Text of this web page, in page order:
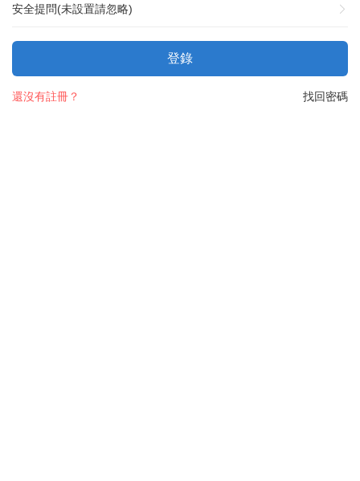
安全提問(未設置請忽略)
登錄
找回密碼
還沒有註冊？